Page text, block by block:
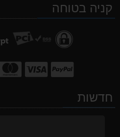
Waze
facebookקניה בטוחה
חדשות